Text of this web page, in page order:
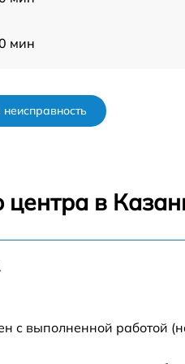
мин
мин
центра в
с выполненной работой